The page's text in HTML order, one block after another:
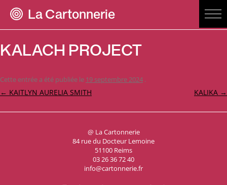
La Cartonnerie
KALACH PROJECT
Cette entrée a été publiée le 19 septembre 2024 .
Navigation
← KAITLYN AURELIA SMITH KALIKA →
@ La Cartonnerie
84 rue du Docteur Lemoine
51100 Reims
03 26 36 72 40
info@cartonnerie.fr